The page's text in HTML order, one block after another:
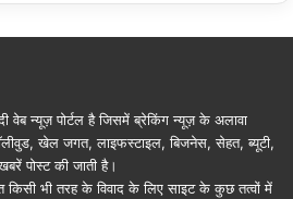
वेब न्यूज़ पोर्टल है जिसमें ब्रेकिंग न्यूज़ के अलावा
खेल जगत, लाइफस्टाइल, बिजनेस, सेहत, ब्यूटी,
पोस्ट की जाती है।
किसी भी तरह के विवाद के लिए साइट के कुछ तत्वों में